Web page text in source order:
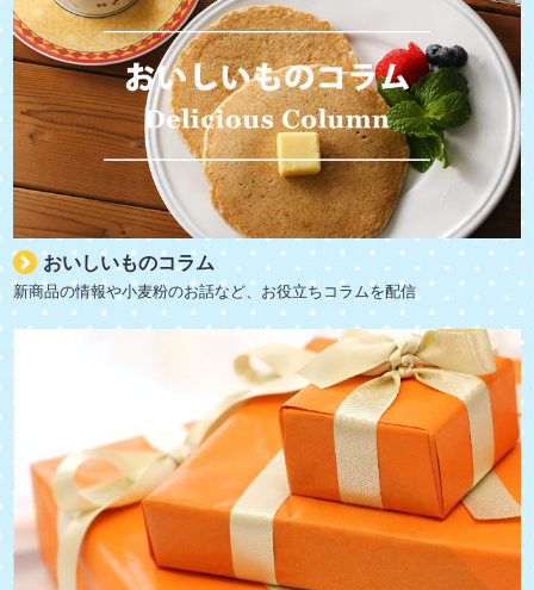
おいしいものコラム
新商品の情報や小麦粉のお話など、お役立ちコラムを配信